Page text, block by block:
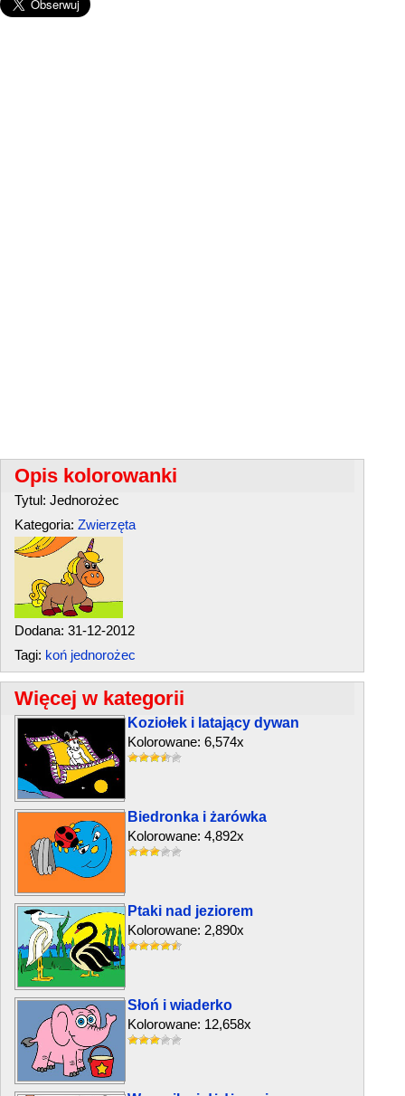
Opis kolorowanki
Tytul: Jednorożec
Kategoria: Zwierzęta
Dodana: 31-12-2012
Tagi: koń jednorożec
Więcej w kategorii
Koziołek i latający dywan
Kolorowane: 6,574x
Biedronka i żarówka
Kolorowane: 4,892x
Ptaki nad jeziorem
Kolorowane: 2,890x
Słoń i wiaderko
Kolorowane: 12,658x